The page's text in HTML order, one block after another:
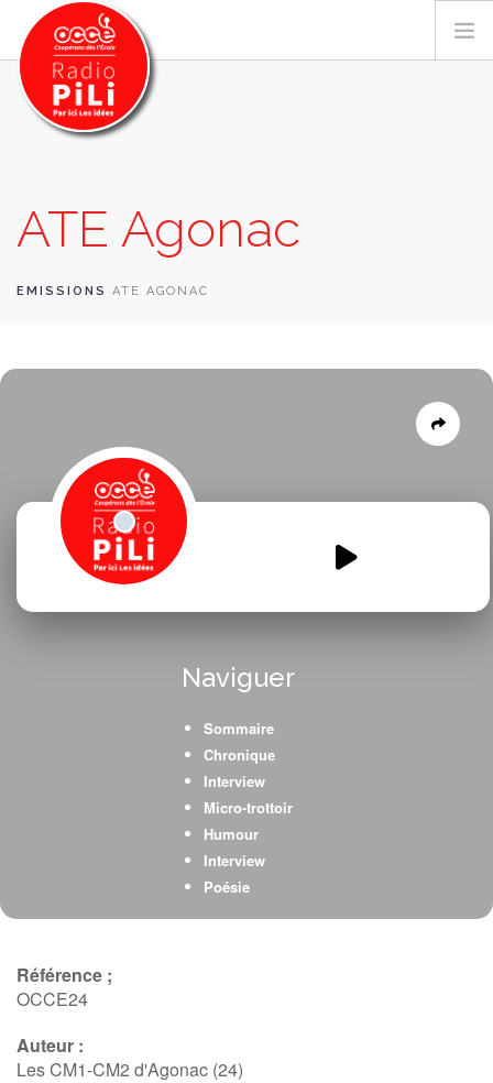
GRILLE DES PROGRAMMES
EMISSIONS / PODCASTS
CONTACT
ATE Agonac
EMISSIONS ATE AGONAC
ATE-AGONAC.mp3
Naviguer
Sommaire
Chronique
Interview
Micro-trottoir
Humour
Interview
Poésie
Référence ;
OCCE24
Auteur :
Les CM1-CM2 d'Agonac (24)